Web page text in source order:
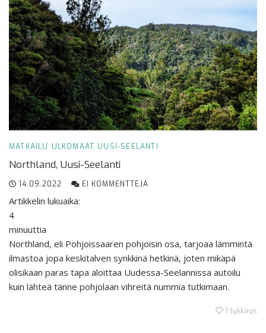
MATKAILU ULKOMAAT UUSI-SEELANTI
Northland, Uusi-Seelanti
14.09.2022 EI KOMMENTTEJA
Artikkelin lukuaika:
4
minuuttia
Northland, eli Pohjoissaaren pohjoisin osa, tarjoaa lämmintä
ilmastoa jopa keskitalven synkkinä hetkinä, joten mikäpä
olisikaan paras tapa aloittaa Uudessa-Seelannissa autoilu
kuin lähteä tänne pohjolaan vihreitä nummia tutkimaan.
1 tykkäys